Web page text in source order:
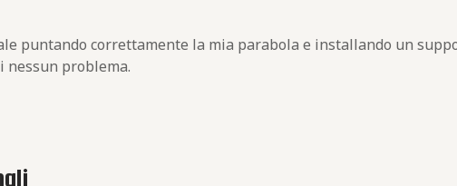
puntando correttamente la mia parabola e installando un
nessun problema.